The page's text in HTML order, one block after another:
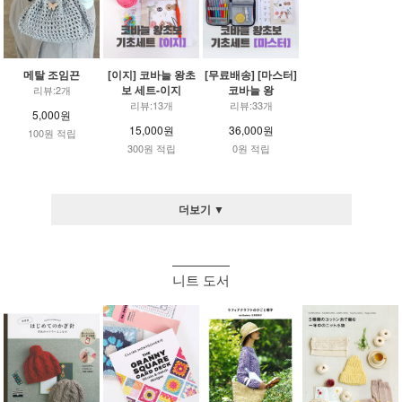
메탈 조임끈
리뷰:2개
5,000원
100원 적립
[이지] 코바늘 왕초
보 세트-이지
리뷰:13개
15,000원
300원 적립
[무료배송] [마스터]
코바늘 왕
리뷰:33개
36,000원
0원 적립
더보기 ▼
니트 도서